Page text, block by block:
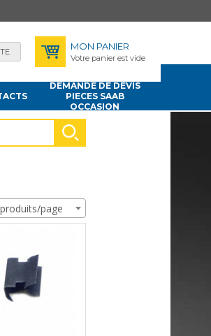
MON PANIER
Votre panier est vide
DEMANDE DE DEVIS
PIECES SAAB
OCCASION
page